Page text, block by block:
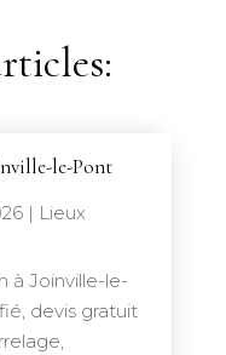
le-Pont
| Lieux
à Joinville-le-
devis gratuit